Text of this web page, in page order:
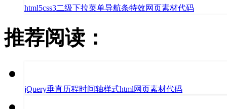
html5css3二级下拉菜单导航条特效网页素材代码
推荐阅读：
jQuery垂直历程时间轴样式html网页素材代码